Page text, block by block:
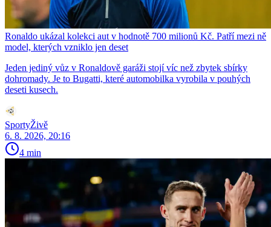
Ronaldo ukázal kolekci aut v hodnotě 700 milionů Kč. Patří mezi ně
model, kterých vzniklo jen deset
Jeden jediný vůz v Ronaldově garáži stojí víc než zbytek sbírky
dohromady. Je to Bugatti, které automobilka vyrobila v pouhých
deseti kusech.
SportyŽivě
6. 8. 2026, 20:16
4 min